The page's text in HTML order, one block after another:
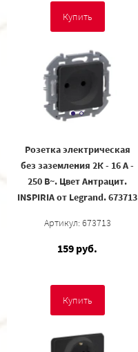
Купить
Розетка электрическая
без заземления 2К - 16 А -
250 В~. Цвет Антрацит.
INSPIRIA от Legrand. 673713
Артикул: 673713
159 руб.
Купить